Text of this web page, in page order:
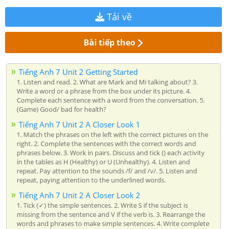
Tải về
Bài tiếp theo
Tiếng Anh 7 Unit 2 Getting Started
1. Listen and read. 2. What are Mark and Mi talking about? 3.
Write a word or a phrase from the box under its picture. 4.
Complete each sentence with a word from the conversation. 5.
(Game) Good/ bad for health?
Tiếng Anh 7 Unit 2 A Closer Look 1
1. Match the phrases on the left with the correct pictures on the
right. 2. Complete the sentences with the correct words and
phrases below. 3. Work in pairs. Discuss and tick () each activity
in the tables as H (Healthy) or U (Unhealthy). 4. Listen and
repeat. Pay attention to the sounds /f/ and /v/. 5. Listen and
repeat, paying attention to the underlined words.
Tiếng Anh 7 Unit 2 A Closer Look 2
1. Tick (✓) the simple sentences. 2. Write S if the subject is
missing from the sentence and V if the verb is. 3. Rearrange the
words and phrases to make simple sentences. 4. Write complete